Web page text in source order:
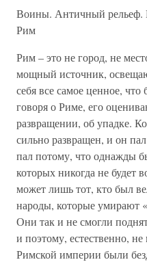
Воины. Античный рельеф.
Рим
Рим – это не город, не
мощный источник,
себя все самое ценное,
говоря о Риме, его
развращении, об упадке.
сильно развращен, и он
пал потому, что однажды
которых никогда не будет
может лишь тот, кто был
народы, которые умирают
Они так и не смогли
и поэтому, естественно,
Римской империи были